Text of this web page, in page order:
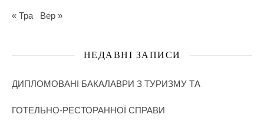
« Тра Вер »
НЕДАВНІ ЗАПИСИ
ДИПЛОМОВАНІ БАКАЛАВРИ З ТУРИЗМУ ТА
ГОТЕЛЬНО-РЕСТОРАННОЇ СПРАВИ